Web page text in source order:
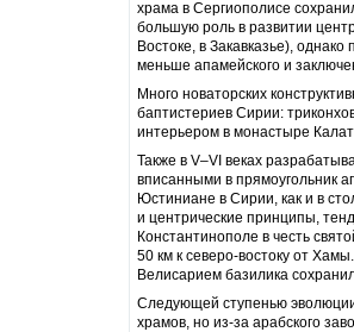
храма в Сергиополисе
большую роль в развитии
Востоке, в Закавказье),
меньше апамейского и
Много новаторских
баптистериев Сирии:
интерьером в монастыре
Также в V–VI веках
вписанными в прямоугольник
Юстиниане в Сирии, как и в
и центрические принципы,
Константинополе в честь
50 км к северо-востоку от
Велисарием базилика
Следующей ступенью
храмов, но из-за арабского